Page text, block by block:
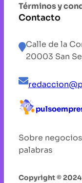
Términos y
Contacto
Calle de la
20003 San
Sobre
palabras
Copyright ©